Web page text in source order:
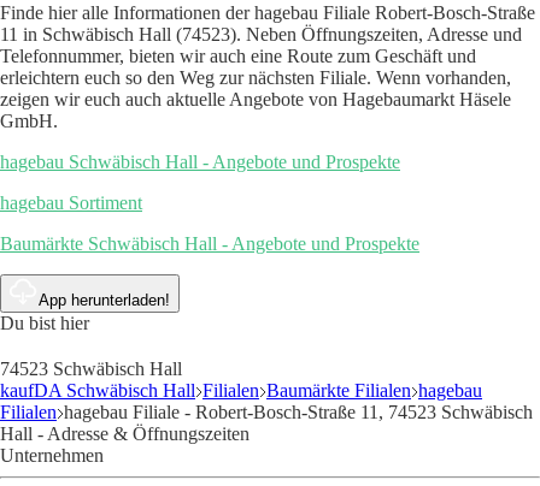
Finde hier alle Informationen der hagebau Filiale Robert-Bosch-Straße
11 in Schwäbisch Hall (74523). Neben Öffnungszeiten, Adresse und
Telefonnummer, bieten wir auch eine Route zum Geschäft und
erleichtern euch so den Weg zur nächsten Filiale. Wenn vorhanden,
zeigen wir euch auch aktuelle Angebote von Hagebaumarkt Häsele
GmbH.
hagebau Schwäbisch Hall - Angebote und Prospekte
hagebau Sortiment
Baumärkte Schwäbisch Hall - Angebote und Prospekte
App herunterladen!
Du bist hier
74523 Schwäbisch Hall
kaufDA Schwäbisch Hall Filialen Baumärkte Filialen hagebau
Filialen hagebau Filiale - Robert-Bosch-Straße 11, 74523 Schwäbisch
Hall - Adresse & Öffnungszeiten
Unternehmen